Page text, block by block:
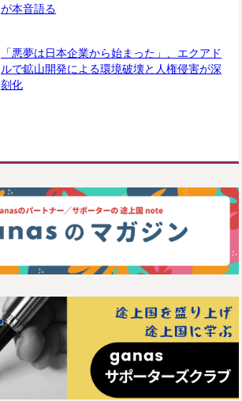
が本音語る
「悪夢は日本企業から始まった」、エクアド
ルで鉱山開発による環境破壊と人権侵害が深
刻化